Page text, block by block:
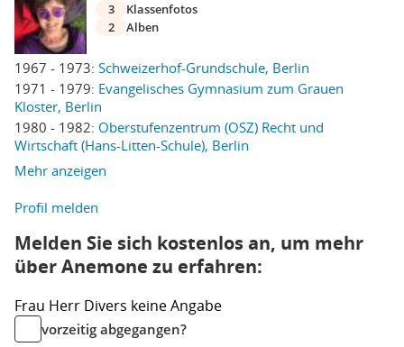
1967 - 1973: Schweizerhof-Grundschule, Berlin
1971 - 1979: Evangelisches Gymnasium zum Grauen
Kloster, Berlin
1980 - 1982: Oberstufenzentrum (OSZ) Recht und
Wirtschaft (Hans-Litten-Schule), Berlin
Mehr anzeigen
3
Klassenfotos
2
Alben
Profil melden
Melden Sie sich kostenlos an, um mehr
über Anemone zu erfahren:
Frau Herr Divers keine Angabe
vorzeitig abgegangen?